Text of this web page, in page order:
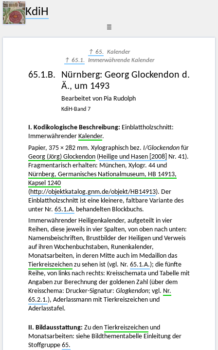
KdiH
☰
↑ 65. Kalender
↑ 65.1. Immerwährende Kalender
65.1.B.
Nürnberg: Georg Glockendon d.
Ä., um 1493
Bearbeitet von Pia Rudolph
KdiH-Band 7
I. Kodikologische Beschreibung: Einblattholzschnitt:
Immerwährender Kalender.
Papier, 375 × 282 mm. Xylographisch bez. I/Glockendon für
Georg (Jörg) Glockendon (Heilige und Hasen [2008] Nr. 41).
Fragmentarisch erhalten: München, Xylogr. 44 und
Nürnberg, Germanisches Nationalmuseum, HB 14913,
Kapsel 1240
(http://objektkatalog.gnm.de/objekt/HB14913). Der
Einblattholzschnitt ist eine kleinere, faltbare Variante des
unter Nr. 65.1.A. behandelten Blockbuchs.
Immerwährender Heiligenkalender, aufgeteilt in vier
Reihen, diese jeweils in vier Spalten, von oben nach unten:
Namensbeischriften, Brustbilder der Heiligen und Verweis
auf ihren Wochenbuchstaben, Runenkalender,
Monatsarbeiten, in deren Mitte auch im Medaillon das
Tierkreiszeichen zu sehen ist (vgl. Nr. 65.1.A.); die fünfte
Reihe, von links nach rechts: Kreisschemata und Tabelle mit
Angaben zur Berechnung der goldenen Zahl (über dem
Kreisschema: Drucker-Signatur: Glogkendon; vgl. Nr.
65.2.1.), Aderlassmann mit Tierkreiszeichen und
Aderlasstafel.
II. Bildausstattung: Zu den Tierkreiszeichen und
Monatsarbeiten: siehe Bildthementabelle Einleitung der
Stoffgruppe 65.